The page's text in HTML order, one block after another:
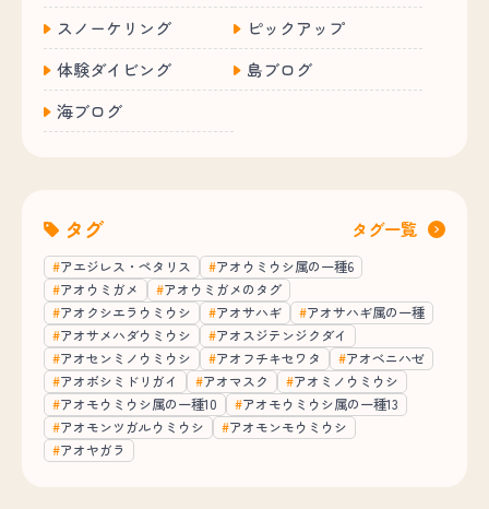
スノーケリング
ピックアップ
体験ダイビング
島ブログ
海ブログ
タグ タグ一覧
アエジレス・ペタリス
アオウミウシ属の一種6
アオウミガメ
アオウミガメのタグ
アオクシエラウミウシ
アオサハギ
アオサハギ属の一種
アオサメハダウミウシ
アオスジテンジクダイ
アオセンミノウミウシ
アオフチキセワタ
アオベニハゼ
アオボシミドリガイ
アオマスク
アオミノウミウシ
アオモウミウシ属の一種10
アオモウミウシ属の一種13
アオモンツガルウミウシ
アオモンモウミウシ
アオヤガラ